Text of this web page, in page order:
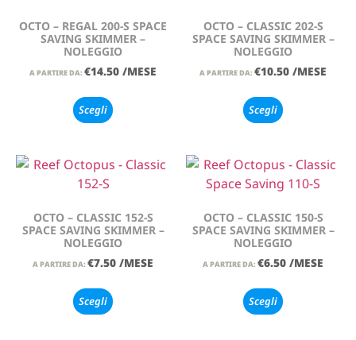
OCTO – REGAL 200-S SPACE
SAVING SKIMMER –
NOLEGGIO
A PARTIRE DA: €14.50 /MESE
Scegli
OCTO – CLASSIC 202-S
SPACE SAVING SKIMMER –
NOLEGGIO
A PARTIRE DA: €10.50 /MESE
Scegli
OCTO – CLASSIC 152-S
SPACE SAVING SKIMMER –
NOLEGGIO
A PARTIRE DA: €7.50 /MESE
Scegli
OCTO – CLASSIC 150-S
SPACE SAVING SKIMMER –
NOLEGGIO
A PARTIRE DA: €6.50 /MESE
Scegli